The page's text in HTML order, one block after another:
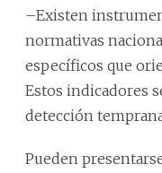
–Existen
normativas
específicos que
Estos indicadores
detección
Pueden